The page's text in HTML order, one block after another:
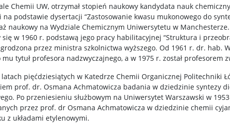
Chemii UW, otrzymał stopień naukowy kandydata nauk
podstawie dysertacji “Zastosowanie kwasu mukonowego do
naukowy na Wydziale Chemicznym Uniwersytetu w
się w 1960 r. podstawą jego pracy habilitacyjnej “Struktura i
przez ministra szkolnictwa wyższego. Od 1961 r. dr. hab.
tytuł profesora nadzwyczajnego, a w 1975 r. został profesorem
latach pięćdziesiątych w Katedrze Chemii Organicznej Politechniki
prof. dr. Osmana Achmatowicza badania w dziedzinie syntezy
Po przeniesieniu służbowym na Uniwersytet Warszawski w
przez prof. dr Osmana Achmatowicza w dziedzinie chemii
z układami etylenowymi.